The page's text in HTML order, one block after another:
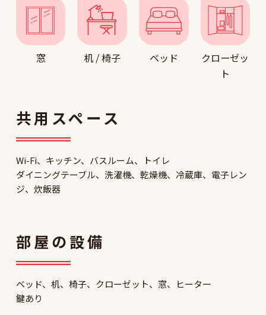
窓 机 / 椅子 ベッド
クローゼッ
ト
共用スペース
Wi-Fi、キッチン、バスルーム、トイレ
ダイニングテーブル、洗濯機、乾燥機、冷蔵庫、電子レン
ジ、炊飯器
部屋の設備
ベッド、机、椅子、クローゼット、窓、ヒーター
鍵あり